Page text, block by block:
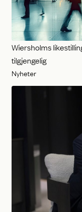
Wiersholms
tilgjengelig
Nyheter